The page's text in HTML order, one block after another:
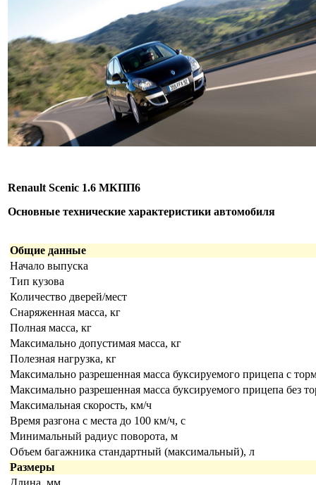
Renault Scenic 1.6 МКПП6
Основные технические характеристики автомобиля
Общие данные
Начало выпуска
Тип кузова
Количество дверей/мест
Снаряженная масса, кг
Полная масса, кг
Максимально допустимая масса, кг
Полезная нагрузка, кг
Максимально разрешенная масса буксируемого прицепа с
Максимально разрешенная масса буксируемого прицепа без
Максимальная скорость, км/ч
Время разгона с места до 100 км/ч, с
Минимальный радиус поворота, м
Объем багажника стандартный (максимальный), л
Размеры